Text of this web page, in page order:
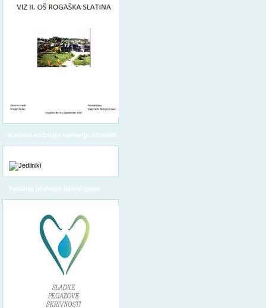
Kodeks etičnega ravnanja odraslih
Turizmu pomaga lastna glava